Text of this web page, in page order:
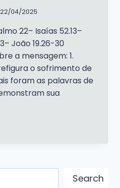
22/04/2025
22– Isaías 52.13–
João 19.26-30
a mensagem: 1.
o sofrimento de
foram as palavras de
sua
Search